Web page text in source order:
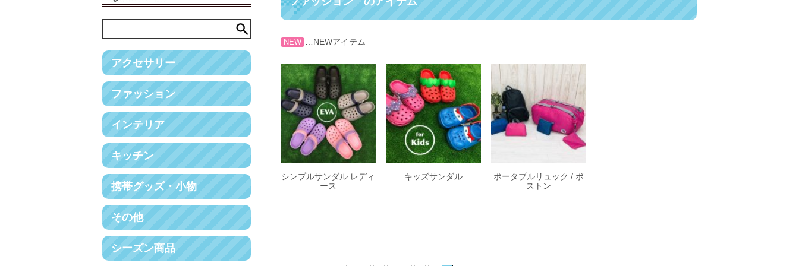
アクセサリー
ファッション
インテリア
キッチン
携帯グッズ・小物
その他
シーズン商品
NEW …NEWアイテム
シンプルサンダル レディ
ース
キッズサンダル
ポータブルリュック / ボ
ストン